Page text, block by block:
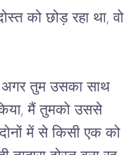
को छोड़ रहा था, वो
तुम उसका साथ
मैं तुमको उससे
में से किसी एक को